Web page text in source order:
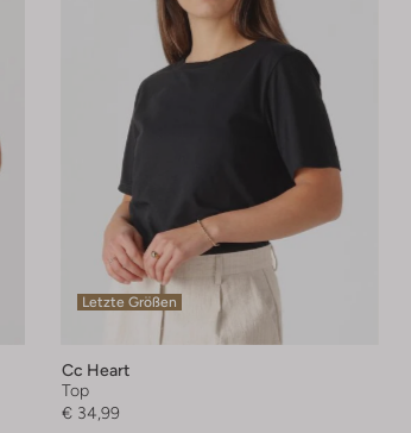
Letzte Größen
Cc Heart
Top
€ 34,99